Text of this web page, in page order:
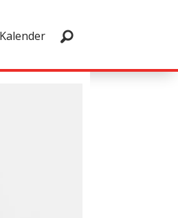
Kalender